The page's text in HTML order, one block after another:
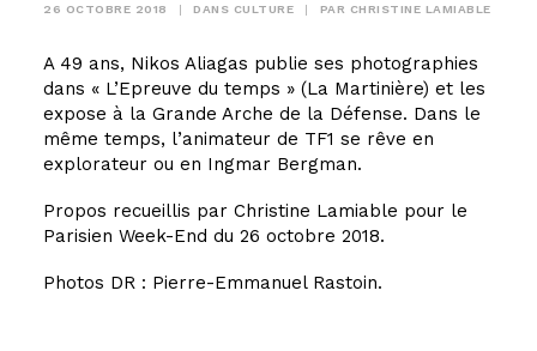
26 OCTOBRE 2018 | DANS CULTURE | PAR CHRISTINE LAMIABLE
A 49 ans, Nikos Aliagas publie ses photographies
dans « L’Epreuve du temps » (La Martinière) et les
expose à la Grande Arche de la Défense. Dans le
même temps, l’animateur de TF1 se rêve en
explorateur ou en Ingmar Bergman.
Propos recueillis par Christine Lamiable pour le
Parisien Week-End du 26 octobre 2018.
Photos DR : Pierre-Emmanuel Rastoin.